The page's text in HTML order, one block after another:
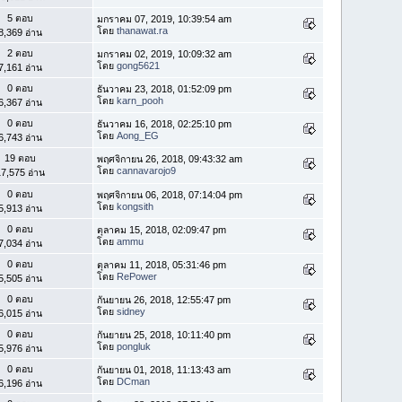
5 ตอบ
อ่าน
มกราคม 07, 2019, 10:39:54 am
โดยthanawat.ra
2 ตอบ
อ่าน
มกราคม 02, 2019, 10:09:32 am
โดยgong5621
0 ตอบ
อ่าน
ธันวาคม 23, 2018, 01:52:09 pm
โดยkarn_pooh
0 ตอบ
อ่าน
ธันวาคม 16, 2018, 02:25:10 pm
โดยAong_EG
19 ตอบ
อ่าน
พฤศจิกายน 26, 2018, 09:43:32 am
โดยcannavarojo9
0 ตอบ
อ่าน
พฤศจิกายน 06, 2018, 07:14:04 pm
โดยkongsith
0 ตอบ
อ่าน
ตุลาคม 15, 2018, 02:09:47 pm
โดยammu
0 ตอบ
อ่าน
ตุลาคม 11, 2018, 05:31:46 pm
โดย RePower
0 ตอบ
อ่าน
กันยายน 26, 2018, 12:55:47 pm
โดยsidney
0 ตอบ
อ่าน
กันยายน 25, 2018, 10:11:40 pm
โดยpongluk
0 ตอบ
อ่าน
กันยายน 01, 2018, 11:13:43 am
โดย DCman